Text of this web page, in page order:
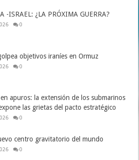
-ISRAEL: ¿LA PRÓXIMA GUERRA?
0
objetivos iraníes en Ormuz
0
apuros: la extensión de los submarinos
expone las grietas del pacto estratégico
0
centro gravitatorio del mundo
0